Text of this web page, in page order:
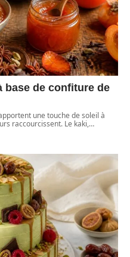
base de confiture de
une touche de soleil à
raccourcissent. Le kaki,…